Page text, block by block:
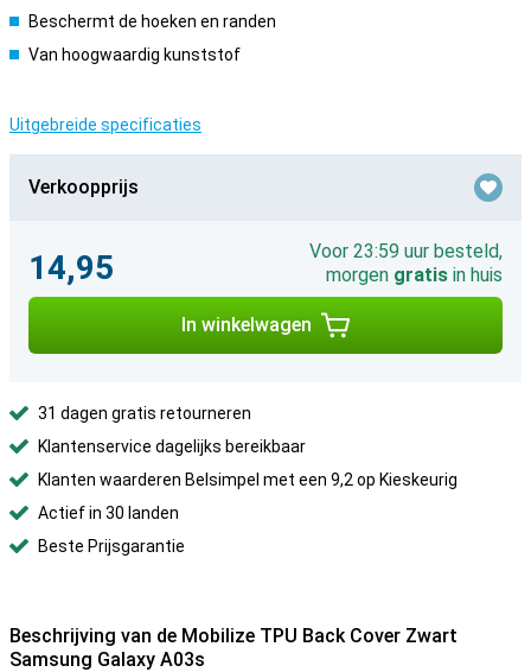
Beschermt de hoeken en randen
Van hoogwaardig kunststof
Uitgebreide specificaties
Verkoopprijs
14,95
Voor 23:59 uur besteld,
morgen gratis in huis
In winkelwagen
31 dagen gratis retourneren
Klantenservice dagelijks bereikbaar
Klanten waarderen Belsimpel met een 9,2 op Kieskeurig
Actief in 30 landen
Beste Prijsgarantie
Beschrijving van de Mobilize TPU Back Cover Zwart
Samsung Galaxy A03s